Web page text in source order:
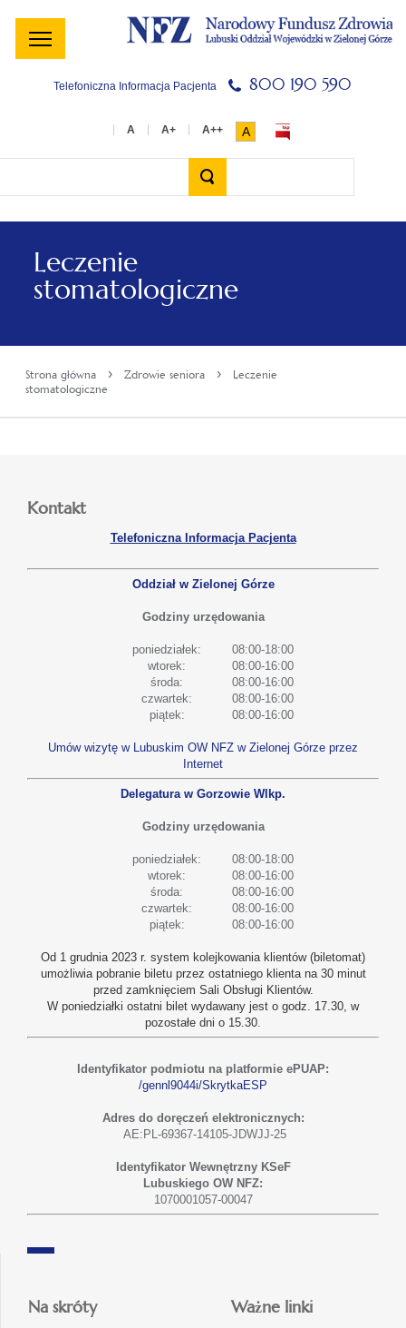
Menu
główne
Menu
lewe
Treść
główna
Szukaj
w
serwisie
Stopka
Telefoniczna Informacja Pacjenta 800 190 590
A
Leczenie
stomatologiczne
Strona główna › Zdrowie seniora ›
Leczenie
stomatologiczne
Kontakt
Telefoniczna Informacja Pacjenta
Oddział w Zielonej Górze
Godziny urzędowania
poniedziałek:
08:00-18:00
wtorek:
08:00-16:00
środa:
08:00-16:00
czwartek:
08:00-16:00
piątek:
08:00-16:00
Umów wizytę w Lubuskim OW NFZ w Zielonej Górze przez
Internet
Delegatura w Gorzowie Wlkp.
Godziny urzędowania
poniedziałek:
08:00-18:00
wtorek:
08:00-16:00
środa:
08:00-16:00
czwartek:
08:00-16:00
piątek:
08:00-16:00
Od 1 grudnia 2023 r. system kolejkowania klientów (biletomat)
umożliwia pobranie biletu przez ostatniego klienta na 30 minut
przed zamknięciem Sali Obsługi Klientów.
W poniedziałki ostatni bilet wydawany jest o godz. 17.30, w
pozostałe dni o 15.30.
Identyfikator podmiotu na platformie ePUAP:
/gennl9044i/SkrytkaESP
Adres do doręczeń elektronicznych:
AE:PL-69367-14105-JDWJJ-25
Identyfikator Wewnętrzny KSeF
Lubuskiego OW NFZ:
1070001057-00047
Na skróty Ważne linki